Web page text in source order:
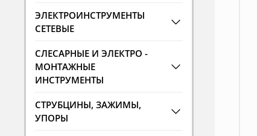
ЭЛЕКТРОИНСТРУМЕНТЫ
СЕТЕВЫЕ
СЛЕСАРНЫЕ И ЭЛЕКТРО -
МОНТАЖНЫЕ
ИНСТРУМЕНТЫ
СТРУБЦИНЫ, ЗАЖИМЫ,
УПОРЫ